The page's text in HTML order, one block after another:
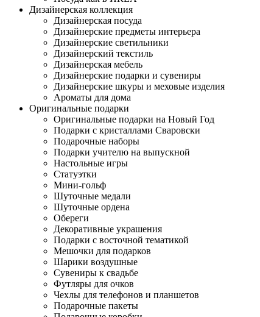
Дизайнерская коллекция
Дизайнерская посуда
Дизайнерские предметы интерьера
Дизайнерские светильники
Дизайнерский текстиль
Дизайнерская мебель
Дизайнерские подарки и сувениры
Дизайнерские шкуры и меховые изделия
Ароматы для дома
Оригинальные подарки
Оригинальные подарки на Новый Год
Подарки с кристаллами Сваровски
Подарочные наборы
Подарки учителю на выпускной
Настольные игры
Статуэтки
Мини-гольф
Шуточные медали
Шуточные ордена
Обереги
Декоративные украшения
Подарки с восточной тематикой
Мешочки для подарков
Шарики воздушные
Сувениры к свадьбе
Футляры для очков
Чехлы для телефонов и планшетов
Подарочные пакеты